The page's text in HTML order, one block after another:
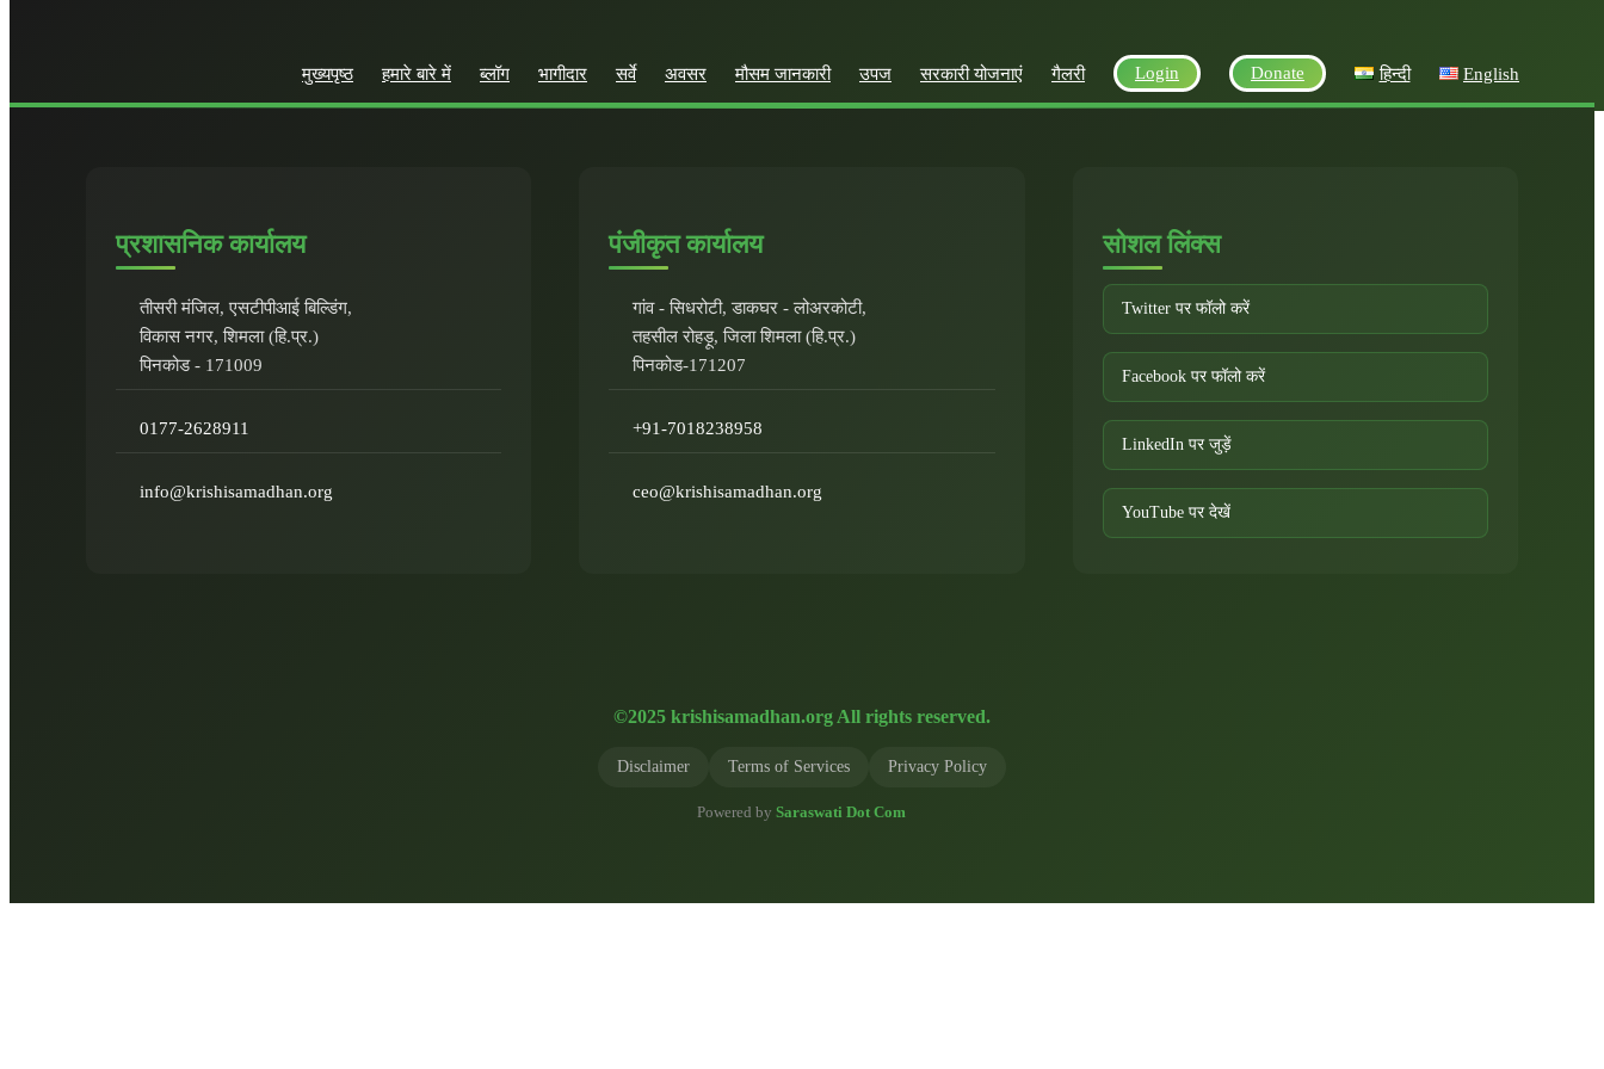
मुख्यपृष्ठ हमारे बारे में ब्लॉग भागीदार सर्वे अवसर मौसम जानकारी उपज सरकारी योजनाएं गैलरी Login Donate हिन्दी English
प्रशासनिक कार्यालय
तीसरी मंजिल, एसटीपीआई बिल्डिंग,
विकास नगर, शिमला (हि.प्र.)
पिनकोड - 171009
0177-2628911
info@krishisamadhan.org
पंजीकृत कार्यालय
गांव - सिधरोटी, डाकघर - लोअरकोटी,
तहसील रोहड़ू, जिला शिमला (हि.प्र.)
पिनकोड-171207
+91-7018238958
ceo@krishisamadhan.org
सोशल लिंक्स
Twitter पर फॉलो करें
Facebook पर फॉलो करें
LinkedIn पर जुड़ें
YouTube पर देखें
©2025 krishisamadhan.org All rights reserved.
Disclaimer Terms of Services Privacy Policy
Powered bySaraswati Dot Com